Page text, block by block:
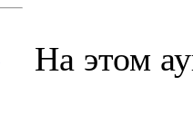
На этом